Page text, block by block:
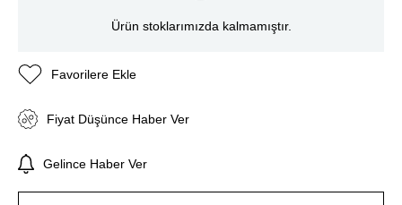
Ürün stoklarımızda kalmamıştır.
Favorilere Ekle
Fiyat Düşünce Haber Ver
Gelince Haber Ver